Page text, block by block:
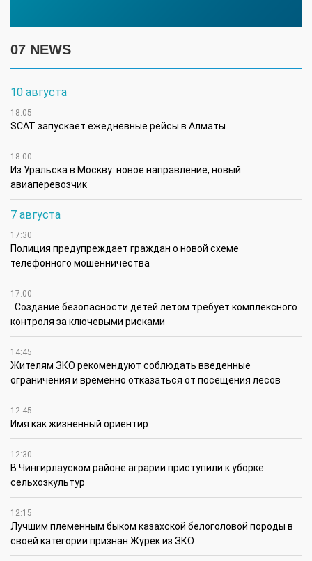
07 NEWS
10 августа
18:05
SCAT запускает ежедневные рейсы в Алматы
18:00
Из Уральска в Москву: новое направление, новый
авиаперевозчик
7 августа
17:30
Полиция предупреждает граждан о новой схеме
телефонного мошенничества
17:00
Создание безопасности детей летом требует комплексного
контроля за ключевыми рисками
14:45
Жителям ЗКО рекомендуют соблюдать введенные
ограничения и временно отказаться от посещения лесов
12:45
Имя как жизненный ориентир
12:30
В Чингирлауском районе аграрии приступили к уборке
сельхозкультур
12:15
Лучшим племенным быком казахской белоголовой породы в
своей категории признан Жүрек из ЗКО